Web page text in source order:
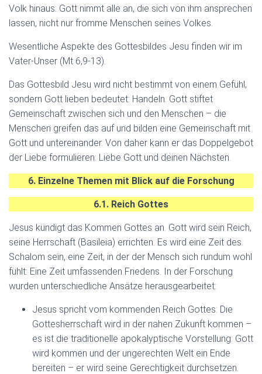
Volk hinaus: Gott nimmt alle an, die sich von ihm ansprechen
lassen, nicht nur fromme Menschen seines Volkes.
Wesentliche Aspekte des Gottesbildes Jesu finden wir im
Vater-Unser (Mt 6,9-13).
Das Gottesbild Jesu wird nicht bestimmt von einem Gefühl,
sondern Gott lieben bedeutet: Handeln. Gott stiftet
Gemeinschaft zwischen sich und den Menschen – die
Menschen greifen das auf und bilden eine Gemeinschaft mit
Gott und untereinander. Von daher kann er das Doppelgebot
der Liebe formulieren: Liebe Gott und deinen Nächsten.
6. Einzelne Themen mit Blick auf die Forschung
6.1. Reich Gottes
Jesus kündigt das Kommen Gottes an. Gott wird sein Reich,
seine Herrschaft (Basileia) errichten. Es wird eine Zeit des
Schalom sein, eine Zeit, in der der Mensch sich rundum wohl
fühlt: Eine Zeit umfassenden Friedens. In der Forschung
wurden unterschiedliche Ansätze herausgearbeitet:
Jesus spricht vom kommenden Reich Gottes: Die
Gottesherrschaft wird in der nahen Zukunft kommen –
es ist die traditionelle apokalyptische Vorstellung: Gott
wird kommen und der ungerechten Welt ein Ende
bereiten – er wird seine Gerechtigkeit durchsetzen.